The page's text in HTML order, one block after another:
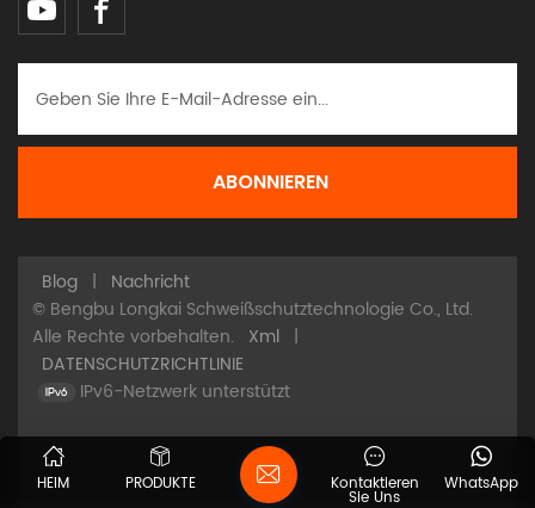
Blog |
Nachricht
© Bengbu Longkai Schweißschutztechnologie Co., Ltd.
Alle Rechte vorbehalten.
Xml |
DATENSCHUTZRICHTLINIE
IPv6-Netzwerk unterstützt
HEIM PRODUKTE WhatsApp
Kontaktieren
Sie Uns